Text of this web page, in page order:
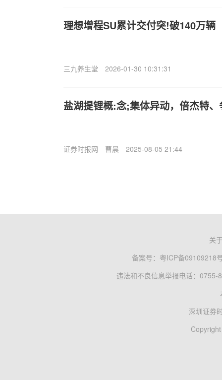
理想增程SU累计交付突!破140万辆
三九养生堂 2026-01-30 10:31:31
盐湖提锂概:念;集体异动，倍杰特
证券时报网 曹晨 2025-08-05 21:44
关
备案号： 粤ICP备09109218
违法和不良信息举报电话：0755-
深圳证券